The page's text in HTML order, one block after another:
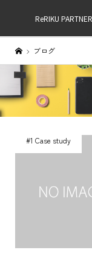
ReRIKU
ブログ
#1 Case study